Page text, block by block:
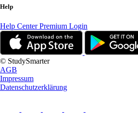
Help
Help CenterPremium Login
© StudySmarter
AGB
Impressum
Datenschutzerklärung